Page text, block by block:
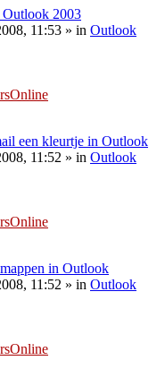
Outlook 2003
11:53 » in Outlook
een kleurtje in Outlook
11:52 » in Outlook
in Outlook
11:52 » in Outlook